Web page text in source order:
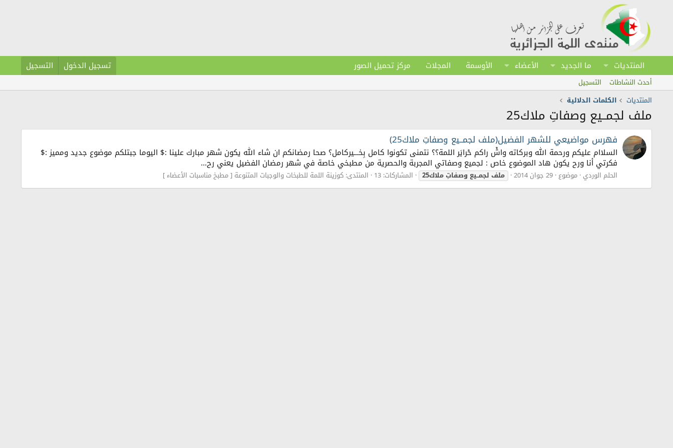
المنتديات ما الجديد الأعضاء الأوسمة المجلات مركز تحميل الصور تسجيل الدخول التسجيل
أحدث النشاطات
التسجيل
المنتديات
الكلمات الدلالية
ملف لجمــيع وصفاتِ ملاك25
فهرس مواضيعي للشهر الفضيل(ملف لجمــيع وصفاتِ ملاك25)
السلاام عليكم ورحمة الله وبركاته واشْ راكم حْرايَر اللمة؟؟ نتمنى تكونوا كامل بِخـــيركامل؟ صحا رمضانكم ان شاء الله يكون شهر مبارك علينا :$ اليوما جبتلكم موضوع جديد ومميز :$
فكرتي أنا ورح يكون هاد الموضوع خاص : لجميع وصفاتي المجربة والحصرية من مطبخي خاصة في شهر رمضان الفضيل يعني رح...
الحلم الوردي موضوع 29 جوان 2014 ملفلجمــيعوصفاتِملاك25 المشاركات: 13 المنتدى: كوزينة اللمة للطبخات والوجبات المتنوعة [ مطبخ مناسبات الأعضاء ]